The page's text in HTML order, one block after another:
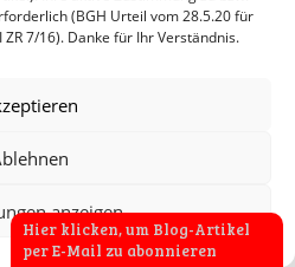
(BGH Urteil vom 28.5.20 für
7/16). Danke für Ihr Verständnis.
anzeigen
Hier klicken, um Blog-Artikel
per E-Mail zu abonnieren